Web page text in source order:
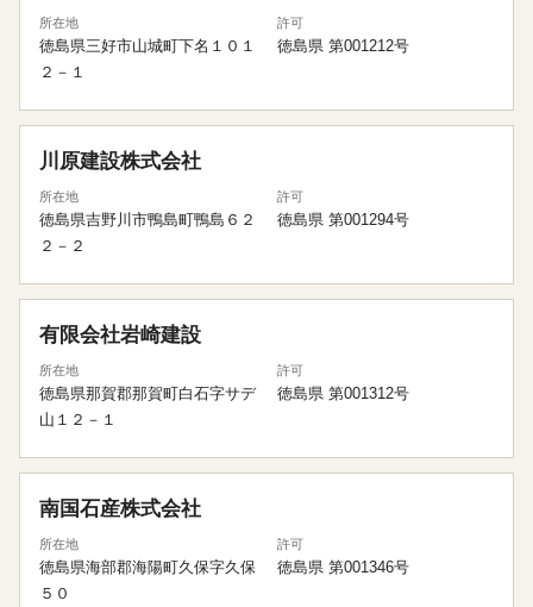
所在地
徳島県三好市山城町下名１０１
２－１
許可
徳島県 第001212号
川原建設株式会社
所在地
徳島県吉野川市鴨島町鴨島６２
２－２
許可
徳島県 第001294号
有限会社岩崎建設
所在地
徳島県那賀郡那賀町白石字サデ
山１２－１
許可
徳島県 第001312号
南国石産株式会社
所在地
徳島県海部郡海陽町久保字久保
５０
許可
徳島県 第001346号